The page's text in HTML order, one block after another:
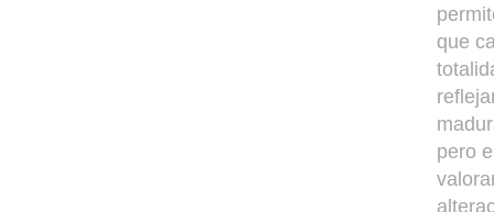
que
pero